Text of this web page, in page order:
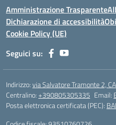
Amministrazione Trasparente
Dichiarazione di accessibilità
Cookie Policy (UE)
Seguici su:
Indirizzo:via Salvatore Tramonte 2,
Centralino:+390805305335 Email:
Posta elettronica certificata (PEC):